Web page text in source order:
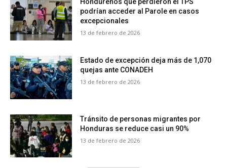
podrían acceder al Parole en casos
excepcionales
13 de febrero de 2026
Estado de excepción deja más de 1,070
quejas ante CONADEH
13 de febrero de 2026
Tránsito de personas migrantes por
Honduras se reduce casi un 90%
13 de febrero de 2026